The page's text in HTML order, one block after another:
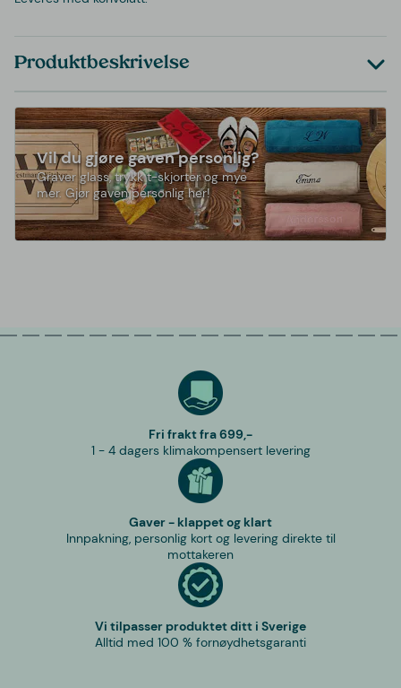
Produktbeskrivelse
Vil du gjøre gaven personlig?
Graver glass, trykk t-skjorter og mye
mer. Gjør gaven personlig her!
Fri frakt fra 699,-
1 - 4 dagers klimakompensert levering
Gaver - klappet og klart
Innpakning, personlig kort og levering direkte til
mottakeren
Vi tilpasser produktet ditt i Sverige
Alltid med 100 % fornøydhetsgaranti